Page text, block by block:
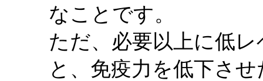
なことです。
ただ、必要以上に低
と、免疫力を低下さ